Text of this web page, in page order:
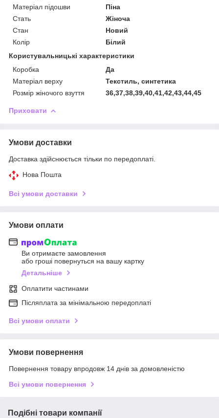
Матеріал підошви
Піна
Стать
Жіноча
Стан
Новий
Колір
Білий
Користувальницькі характеристики
Коробка
Да
Матеріал верху
Текстиль, синтетика
Розмір жіночого взуття
36,37,38,39,40,41,42,43,44,45
Приховати
Умови доставки
Доставка здійснюється тільки по передоплаті.
Нова Пошта
Всі умови доставки
Умови оплати
Ви отримаєте замовлення
або гроші повернуться на вашу картку
Детальніше
Оплатити частинами
Післяплата за мінімальною передоплаті
Всі умови оплати
Умови повернення
Повернення товару впродовж 14 днів за домовленістю
Всі умови повернення
Подібні товари компанії